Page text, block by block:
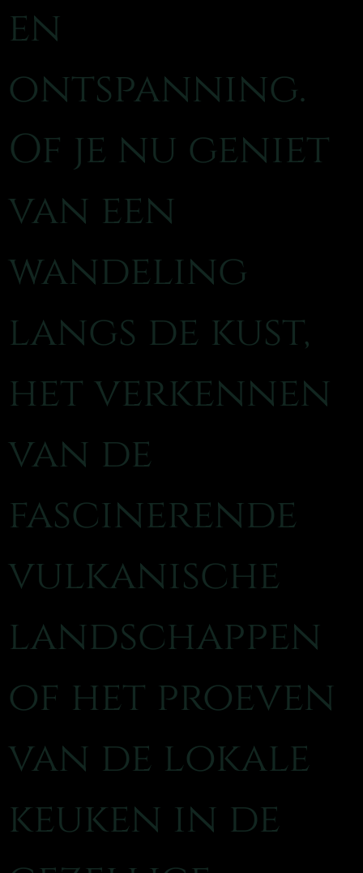
en
ontspanning.
Of je nu geniet
van een
wandeling
langs de kust,
het verkennen
van de
fascinerende
vulkanische
landschappen
of het proeven
van de lokale
keuken in de